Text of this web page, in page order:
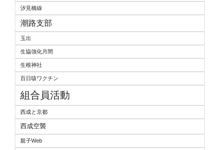
汐見橋線
潮路支部
玉出
生協強化月間
生根神社
百日咳ワクチン
組合員活動
西成と京都
西成空襲
親子Web